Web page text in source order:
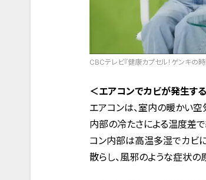
CBCテレビ『健康カプセル！ゲンキの時
＜エアコンでカビが発生す
エアコンは、室内の暖かい
内部の冷たさによる温度差
コン内部は高温多湿でカビ
散らし、風邪のような症状の